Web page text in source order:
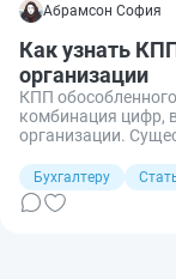
Абрамсон София
Как узнать
организации
КПП
комбинация цифр,
организации.
отечественных
должны
Бухгалтеру